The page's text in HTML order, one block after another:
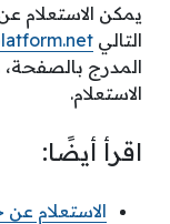
يمكن الاستعلام
التالي
المدرج بالصفحة،
الاستعلام.
اقرأ أيضًا:
الاستعلام